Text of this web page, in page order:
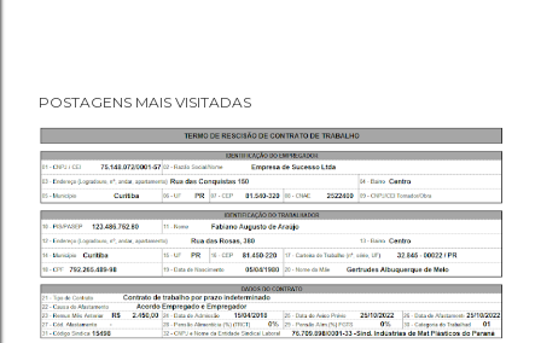
POSTAGENS MAIS VISITADAS